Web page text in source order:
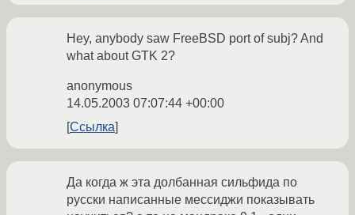
Hey, anybody saw FreeBSD port of subj? And
what about GTK 2?
anonymous
14.05.2003 07:07:44 +00:00
Ссылка
Да когда ж эта долбанная сильфида по
русски написанные мессиджи показывать